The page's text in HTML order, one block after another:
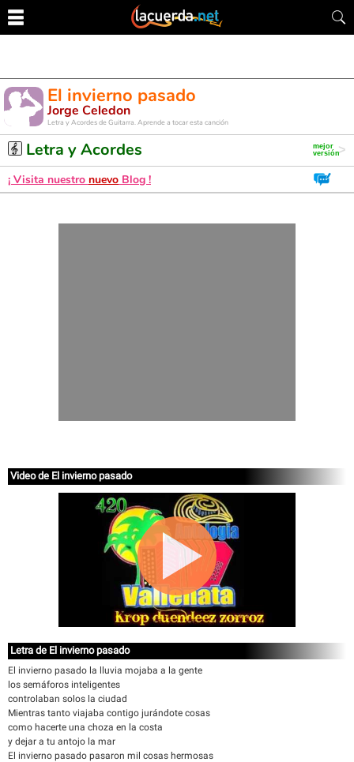
El invierno pasado
Jorge Celedon
Letra y Acordes de Guitarra. Aprende a tocar esta canción
Letra y Acordes
¡ Visita nuestro nuevo Blog !
Video de El invierno pasado
Letra de El invierno pasado
El invierno pasado la lluvia mojaba a la gente
los semáforos inteligentes
controlaban solos la ciudad
Mientras tanto viajaba contigo jurándote cosas
como hacerte una choza en la costa
y dejar a tu antojo la mar
El invierno pasado pasaron mil cosas hermosas